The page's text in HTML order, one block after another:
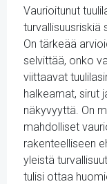
Vaurioitunut
turvallisuusriskiä
On tärkeää
selvittää, onko
viittaavat
halkeamat, sirut
näkyvyyttä. On
mahdolliset
rakenteelliseen
yleistä
tulisi ottaa